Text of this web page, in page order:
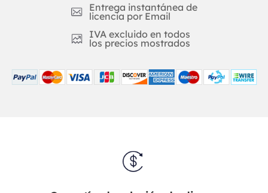
Entrega instantánea de
licencia por Email
IVA excluido en todos
los precios mostrados